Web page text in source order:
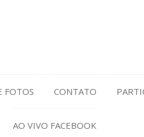
FOTOS CONTATO
AO VIVO FACEBOOK